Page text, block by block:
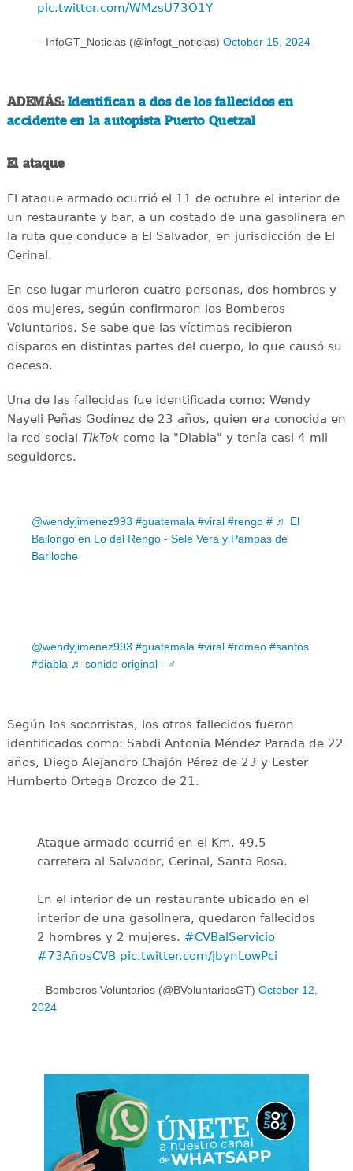
pic.twitter.com/WMzsU73O1Y
— InfoGT_Noticias (@infogt_noticias) October 15, 2024
ADEMÁS: Identifican a dos de los fallecidos en
accidente en la autopista Puerto Quetzal
El ataque
El ataque armado ocurrió el 11 de octubre el interior de
un restaurante y bar, a un costado de una gasolinera en
la ruta que conduce a El Salvador, en jurisdicción de El
Cerinal.
En ese lugar murieron cuatro personas, dos hombres y
dos mujeres, según confirmaron los Bomberos
Voluntarios. Se sabe que las víctimas recibieron
disparos en distintas partes del cuerpo, lo que causó su
deceso.
Una de las fallecidas fue identificada como: Wendy
Nayeli Peñas Godínez de 23 años, quien era conocida en
la red social TikTokcomo la "Diabla" y tenía casi 4 mil
seguidores.
@wendyjimenez993 #guatemala #viral #rengo # ♬ El
Bailongo en Lo del Rengo - Sele Vera y Pampas de
Bariloche
@wendyjimenez993 #guatemala #viral #romeo #santos
#diabla ♬ sonido original - ‍♂
Según los socorristas, los otros fallecidos fueron
identificados como: Sabdi Antonia Méndez Parada de 22
años, Diego Alejandro Chajón Pérez de 23 y Lester
Humberto Ortega Orozco de 21.
Ataque armado ocurrió en el Km. 49.5
carretera al Salvador, Cerinal, Santa Rosa.
En el interior de un restaurante ubicado en el
interior de una gasolinera, quedaron fallecidos
2 hombres y 2 mujeres. #CVBalServicio
#73AñosCVB pic.twitter.com/jbynLowPci
— Bomberos Voluntarios (@BVoluntariosGT) October 12,
2024